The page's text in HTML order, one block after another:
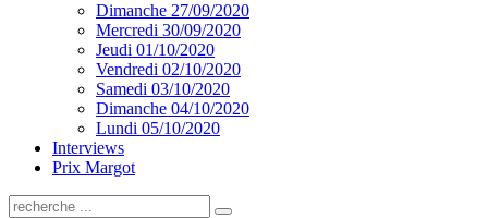
Dimanche 27/09/2020
Mercredi 30/09/2020
Jeudi 01/10/2020
Vendredi 02/10/2020
Samedi 03/10/2020
Dimanche 04/10/2020
Lundi 05/10/2020
Interviews
Prix Margot